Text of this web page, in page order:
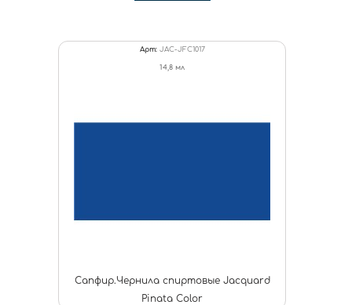
Арт: JAC-JFC1017
14,8 мл
Сапфир.Чернила спиртовые Jacquard
Pinata Color